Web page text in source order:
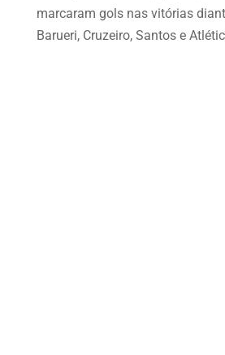
marcaram gols nas vitórias
Barueri, Cruzeiro, Santos e